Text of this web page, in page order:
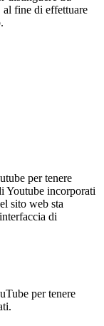
al fine di effettuare
per tenere
Youtube incorporati
sito web sta
di
per tenere